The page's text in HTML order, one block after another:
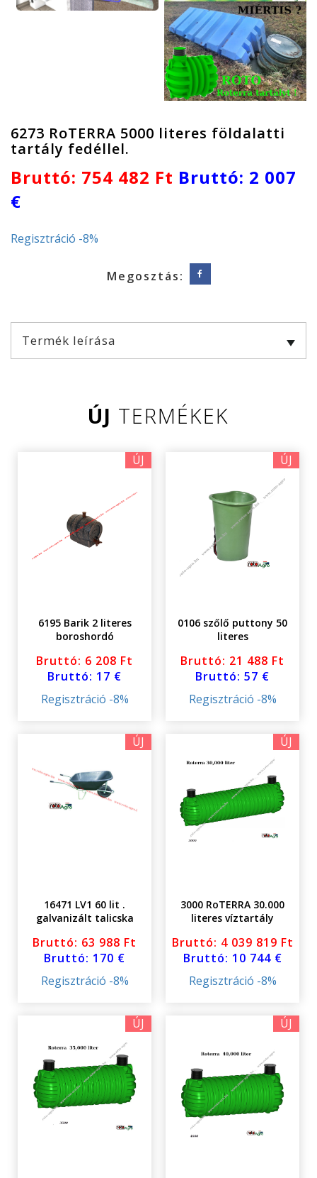
6273 RoTERRA 5000 literes földalatti
tartály fedéllel.
Bruttó: 754 482 Ft Bruttó: 2 007
€
Regisztráció -8%
Megosztás:
Termék leírása
ÚJ TERMÉKEK
ÚJ
6195 Barik 2 literes
boroshordó
Bruttó: 6 208 Ft
Bruttó: 17 €
Regisztráció -8%
ÚJ
0106 szőlő puttony 50
literes
Bruttó: 21 488 Ft
Bruttó: 57 €
Regisztráció -8%
ÚJ
16471 LV1 60 lit .
galvanizált talicska
Bruttó: 63 988 Ft
Bruttó: 170 €
Regisztráció -8%
ÚJ
3000 RoTERRA 30.000
literes víztartály
Bruttó: 4 039 819 Ft
Bruttó: 10 744 €
Regisztráció -8%
ÚJ ÚJ